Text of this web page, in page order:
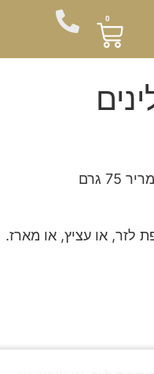
0
פרלינים
לזר, או עציץ, או מארז.